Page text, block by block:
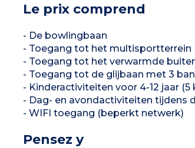
Le prix comprend
- De bowlingbaan
- Toegang tot het multisportterrein
- Toegang tot het verwarmde
- Toegang tot de glijbaan met 3
- Kinderactiviteiten voor 4-12 jaar
- Dag- en avondactiviteiten tijdens
- WIFI toegang (beperkt netwerk)
Pensez y